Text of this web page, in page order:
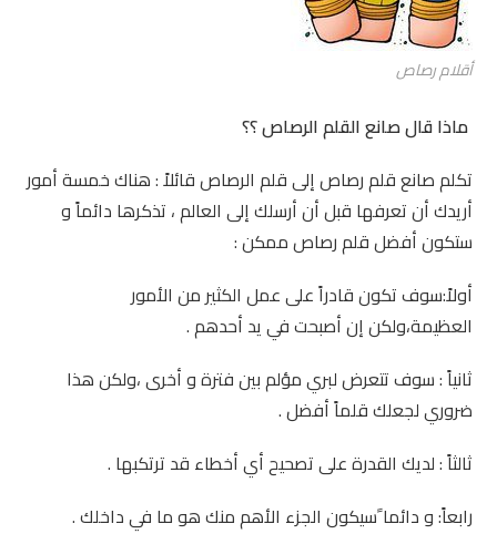
أقلام رصاص
ماذا قال صانع القلم الرصاص ؟؟
تكلم صانع قلم رصاص إلى قلم الرصاص قائلاً : هناك خمسة أمور
أريدك أن تعرفها قبل أن أرسلك إلى العالم ، تذكرها دائماً و
ستكون أفضل قلم رصاص ممكن :
أولاً:سوف تكون قادراً على عمل الكثير من الأمور
العظيمة،ولكن إن أصبحت في يد أحدهم .
ثانياً : سوف تتعرض لبري مؤلم بين فترة و أخرى ،ولكن هذا
ضروري لجعلك قلماً أفضل .
ثالثاً : لديك القدرة على تصحيح أي أخطاء قد ترتكبها .
رابعاً: و دائما ًسيكون الجزء الأهم منك هو ما في داخلك .